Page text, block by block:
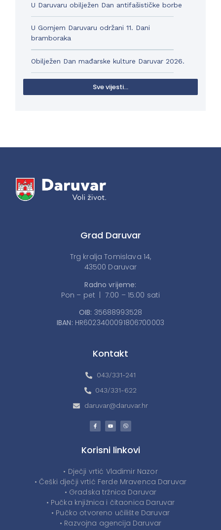
U Daruvaru obilježen Dan antifašističke borbe
U Gornjem Daruvaru održani 11. Dani
bramboraka
Obilježen Dan mađarske kulture Daruvar 2026.
Sve vijesti...
Grad Daruvar
Trg kralja Tomislava 14,
43500 Daruvar
Radno vrijeme:
Pon – pet | 7:00 – 15:00 sati
OIB: 35688993528
IBAN: HR6023400091806700003
Kontakt
043/331-241
043/331-622
daruvar@daruvar.hr
Korisni linkovi
• Dječji vrtić Vladimir Nazor
• Češki dječji vrtić Ferde Mravenca Daruvar
• Gradska tržnica Daruvar
• Pučka knjižnica i čitaonica Daruvar
• Pučko otvoreno učilište Daruvar
• Razvojna agencija Daruvar